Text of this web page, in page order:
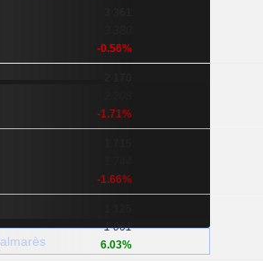
-0.56%
-1.71%
-1.66%
1 061
6.03%